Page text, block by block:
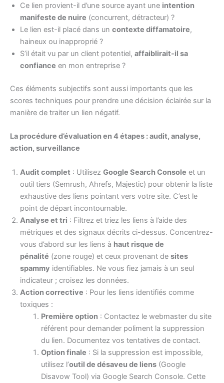
Ce lien provient-il d’une source ayant une intention
manifeste de nuire (concurrent, détracteur) ?
Le lien est-il placé dans un contexte diffamatoire,
haineux ou inapproprié ?
S’il était vu par un client potentiel, affaiblirait-il sa
confiance en mon entreprise ?
Ces éléments subjectifs sont aussi importants que les
scores techniques pour prendre une décision éclairée sur la
manière de traiter un lien négatif.
La procédure d’évaluation en 4 étapes : audit, analyse,
action, surveillance
Audit complet : Utilisez Google Search Console et un
outil tiers (Semrush, Ahrefs, Majestic) pour obtenir la liste
exhaustive des liens pointant vers votre site. C’est le
point de départ incontournable.
Analyse et tri : Filtrez et triez les liens à l’aide des
métriques et des signaux décrits ci-dessus. Concentrez-
vous d’abord sur les liens à haut risque de
pénalité (zone rouge) et ceux provenant de sites
spammy identifiables. Ne vous fiez jamais à un seul
indicateur ; croisez les données.
Action corrective : Pour les liens identifiés comme
toxiques :
Première option: Contactez le webmaster du site
référent pour demander poliment la suppression
du lien. Documentez vos tentatives de contact.
Option finale : Si la suppression est impossible,
utilisez l’outil de désaveu de liens(Google
Disavow Tool) via Google Search Console. Cette